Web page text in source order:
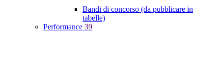
Bandi di concorso (da pubblicare in
tabelle)
Performance 39